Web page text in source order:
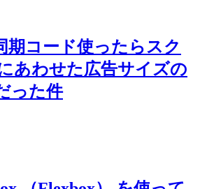
期コード使ったらスク
あわせた広告サイズの
った件